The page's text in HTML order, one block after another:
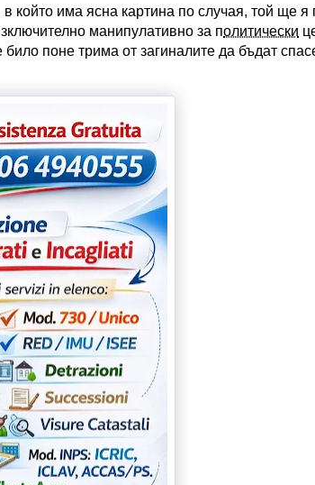
който има ясна картина по случая, той ще
манипулативно за политически
поне трима от загиналите да бъдат